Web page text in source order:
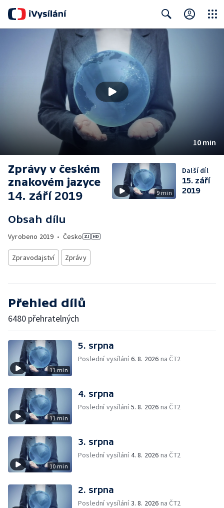
Search
10 min
Zprávy v českém
znakovém jazyce
14. září 2019
Obsah dílu
Vyrobeno 2019 • Česko
Zpravodajství Zprávy
9 min
Další díl
15. září
2019
Přehled dílů
6480 přehratelných
11 min
5. srpna
Poslední vysílání6. 8. 2026 na ČT2
11 min
4. srpna
Poslední vysílání5. 8. 2026 na ČT2
10 min
3. srpna
Poslední vysílání4. 8. 2026 na ČT2
2. srpna
Poslední vysílání3. 8. 2026 na ČT2